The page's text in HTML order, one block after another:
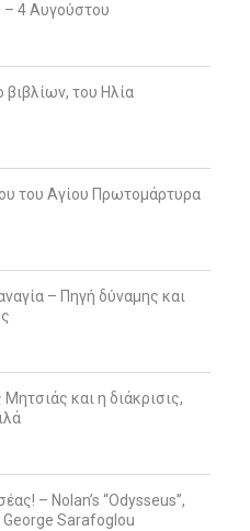
– 4 Αυγούστου
βιβλίων, του Ηλία
του Αγίου Πρωτομάρτυρα
– Πηγή δύναμης και
και η διάκρισις,
– Nolan’s “Odysseus”,
Sarafoglou